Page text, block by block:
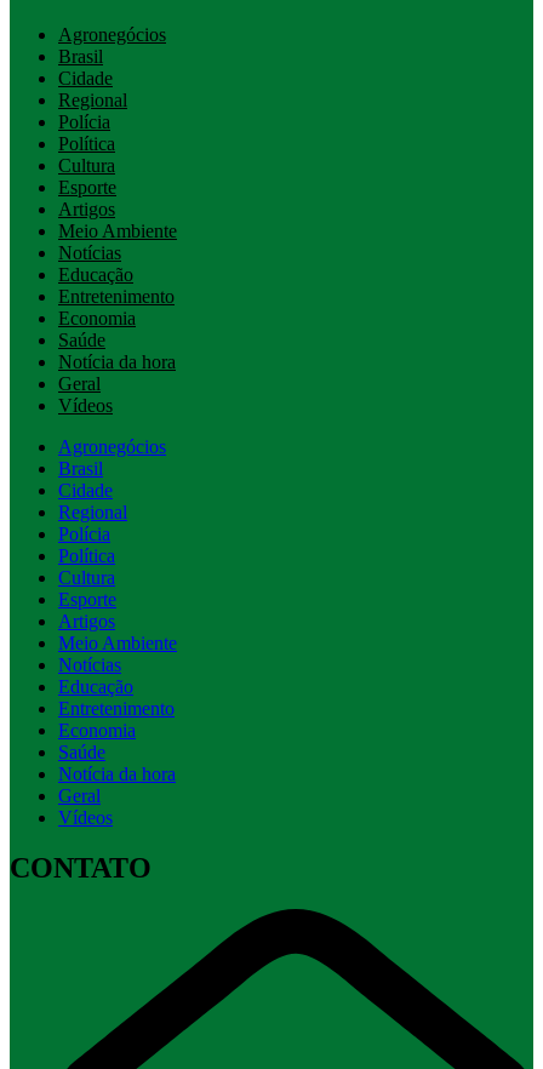
Agronegócios
Brasil
Cidade
Regional
Polícia
Política
Cultura
Esporte
Artigos
Meio Ambiente
Notícias
Educação
Entretenimento
Economia
Saúde
Notícia da hora
Geral
Vídeos
Agronegócios
Brasil
Cidade
Regional
Polícia
Política
Cultura
Esporte
Artigos
Meio Ambiente
Notícias
Educação
Entretenimento
Economia
Saúde
Notícia da hora
Geral
Vídeos
CONTATO